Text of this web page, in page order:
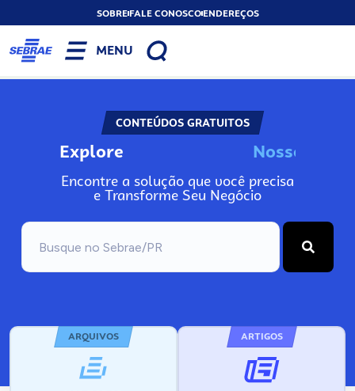
SOBREFALE CONOSCOENDEREÇOS
MENU
CONTEÚDOS GRATUITOS
Explore No
Encontre a solução que você precisa
e Transforme Seu Negócio
ARQUIVOS ARTIGOS